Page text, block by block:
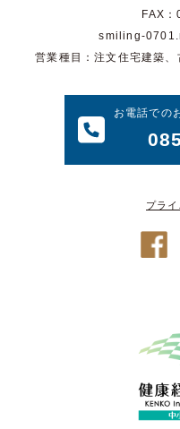
FAX
smiling-
営業種目：注文住宅建築
お電話での
プラ